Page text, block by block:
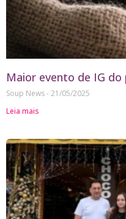
Maior evento de IG do
Soup News 21/05/2025
Leia mais